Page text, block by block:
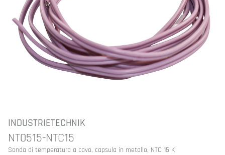
INDUSTRIETECHNIK
NT0515-NTC15
Sonda di temperatura a cavo, capsula in metallo, NTC 15 K